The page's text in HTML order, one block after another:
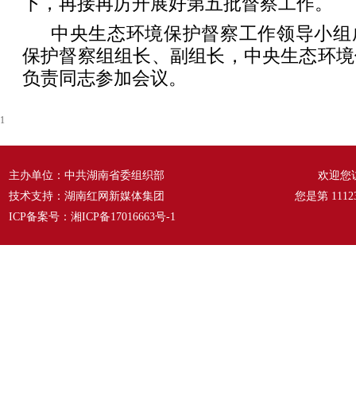
中央生态环境保护督察工作领导小
保护督察组组长、副组长，中央生态环
负责同志参加会议。
1
主办单位：中共湖南省委组织部
技术支持：湖南红网新媒体集团
ICP备案号： 湘ICP备17016663号-1
欢迎您
您是第